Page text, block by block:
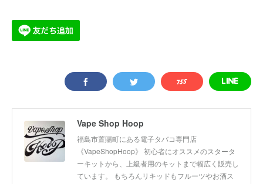
Vape Shop Hoop
福島市置賜町にある電子タバコ専門店
《VapeShopHoop》 初心者にオススメのスタータ
ーキットから、上級者用のキットまで幅広く販売し
ています。 もちろんリキッドもフルーツやお酒ス